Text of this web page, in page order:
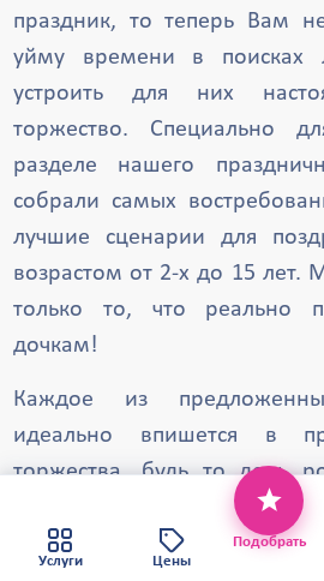
Электрогорск
Щербинка
Талдом
Солнечногорск
Ступино
праздник, то теперь Вам
уйму времени в поисках
устроить для них
торжество. Специально
разделе нашего
собрали самых
лучшие сценарии для
возрастом от 2-х до 15 лет.
только то, что реально
дочкам!
Каждое из
идеально впишется в
торжества, будь то день
Сценарии наших программ
Этот веб-сайт использует файлы
чтобы обеспечить вам наилучший
Политика конфиденциальности
Карта сайта
Услуги Цены
Подобрать